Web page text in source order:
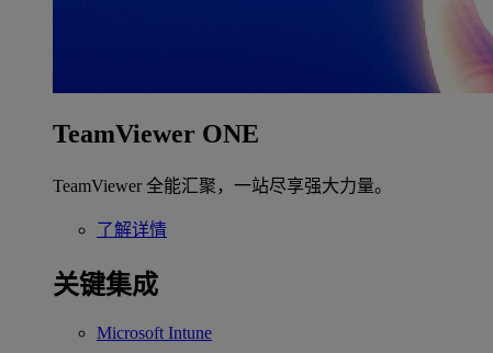
TeamViewer ONE
TeamViewer 全能汇聚，一站尽享强大力量。
了解详情
关键集成
Microsoft Intune